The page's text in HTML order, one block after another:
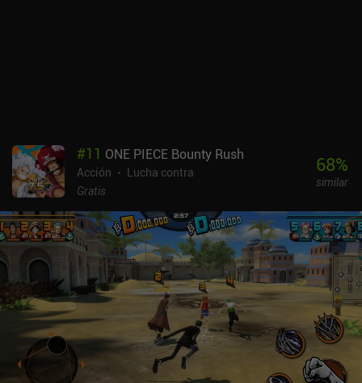
#11 ONE PIECE Bounty Rush
Acción
Lucha contra
Gratis
68%
similar